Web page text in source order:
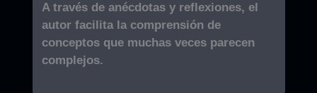
A través de anécdotas y reflexiones, el
autor facilita la comprensión de
conceptos que muchas veces parecen
complejos.